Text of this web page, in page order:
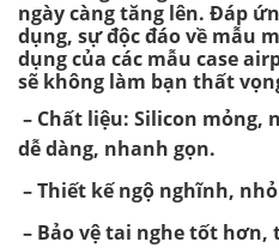
ngày càng tăng lên. Đáp
dụng, sự độc đáo về mẫu
dụng của các mẫu case
sẽ không làm bạn thất
– Chất liệu: Silicon mỏng,
dễ dàng, nhanh gọn.
– Thiết kế ngộ nghĩnh,
– Bảo vệ tai nghe tốt